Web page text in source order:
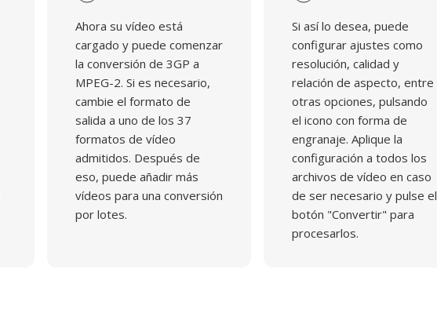
Ahora su vídeo está
cargado y puede comenzar
la conversión de 3GP a
MPEG-2. Si es necesario,
cambie el formato de
salida a uno de los 37
formatos de vídeo
admitidos. Después de
eso, puede añadir más
vídeos para una conversión
por lotes.
Si así lo desea, puede
configurar ajustes como
resolución, calidad y
relación de aspecto, entre
otras opciones, pulsando
el icono con forma de
engranaje. Aplique la
configuración a todos los
archivos de vídeo en caso
de ser necesario y pulse el
botón "Convertir" para
procesarlos.